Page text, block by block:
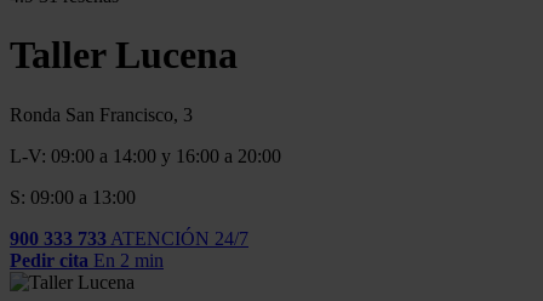
Taller Lucena
Ronda San Francisco, 3
L-V: 09:00 a 14:00 y 16:00 a 20:00
S: 09:00 a 13:00
900 333 733 ATENCIÓN 24/7
Pedir cita En 2 min